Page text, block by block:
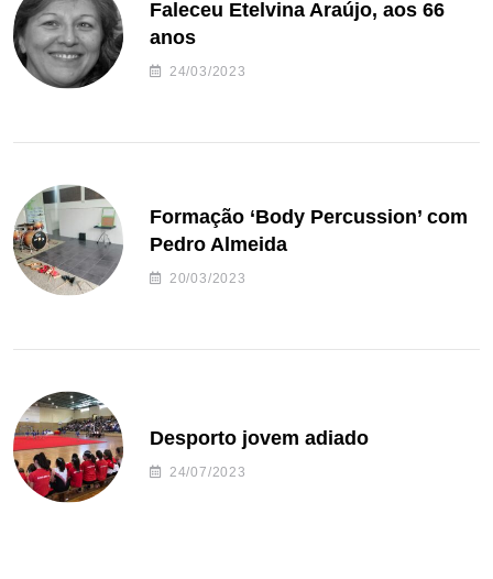
Faleceu Etelvina Araújo, aos 66
anos
24/03/2023
Formação ‘Body Percussion’ com
Pedro Almeida
20/03/2023
Desporto jovem adiado
24/07/2023